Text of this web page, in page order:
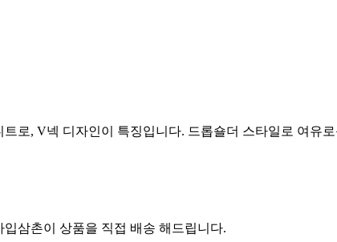
로, V넥 디자인이 특징입니다. 드롭숄더 스타일로 여유
삼촌이 상품을 직접 배송 해드립니다.